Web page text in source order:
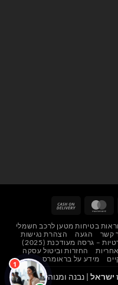
MasterCard
Delivery
בטיחות מטען לרכב חשמלי
קשר הגעה
הצהרת נגישות
– גרסה מעודכנת (2025)
אחריות
החזרות וביטול עסקה
מידע על בראומרס
ישראל | נבנה ומנוהל על ידי